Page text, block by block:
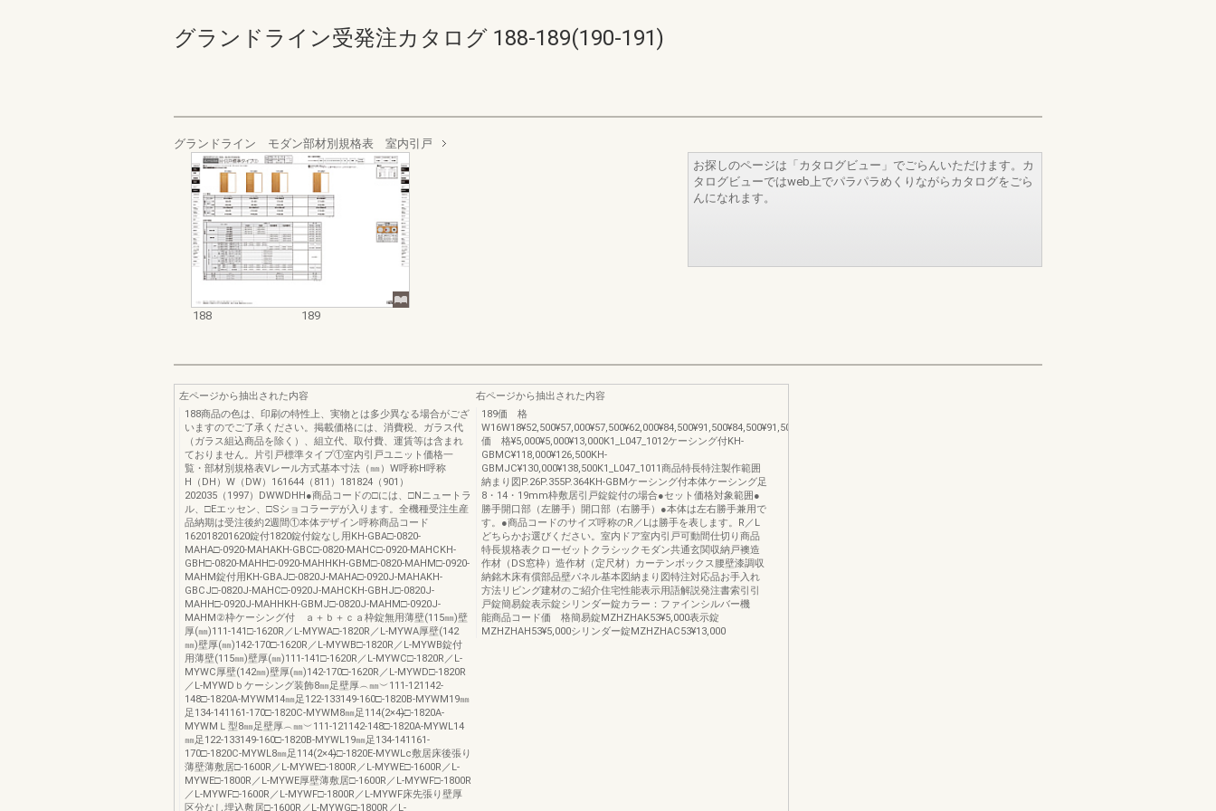
グランドライン受発注カタログ 188-189(190-191)
グランドライン モダン部材別規格表 室内引戸
188 189
お探しのページは「カタログビュー」でごらんいただけます。カ
タログビューではweb上でパラパラめくりながらカタログをごら
んになれます。
左ページから抽出された内容
188商品の色は、印刷の特性上、実物とは多少異なる場合がござ
いますのでご了承ください。掲載価格には、消費税、ガラス代
（ガラス組込商品を除く）、組立代、取付費、運賃等は含まれ
ておりません。片引戸標準タイプ①室内引戸ユニット価格一
覧・部材別規格表Vレール方式基本寸法（㎜）W呼称H呼称
H（DH）W（DW）161644（811）181824（901）
202035（1997）DWWDHH●商品コードの□には、□Nニュートラ
ル、□Eエッセン、□Sショコラーデが入ります。全機種受注生産
品納期は受注後約2週間①本体デザイン呼称商品コード
162018201620錠付1820錠付錠なし用KH-GBA□-0820-
MAHA□-0920-MAHAKH-GBC□-0820-MAHC□-0920-MAHCKH-
GBH□-0820-MAHH□-0920-MAHHKH-GBM□-0820-MAHM□-0920-
MAHM錠付用KH-GBAJ□-0820J-MAHA□-0920J-MAHAKH-
GBCJ□-0820J-MAHC□-0920J-MAHCKH-GBHJ□-0820J-
MAHH□-0920J-MAHHKH-GBMJ□-0820J-MAHM□-0920J-
MAHM②枠ケーシング付 ａ＋ｂ＋ｃａ枠錠無用薄壁(115㎜)壁
厚(㎜)111-141□-1620R／L-MYWA□-1820R／L-MYWA厚壁(142
㎜)壁厚(㎜)142-170□-1620R／L-MYWB□-1820R／L-MYWB錠付
用薄壁(115㎜)壁厚(㎜)111-141□-1620R／L-MYWC□-1820R／L-
MYWC厚壁(142㎜)壁厚(㎜)142-170□-1620R／L-MYWD□-1820R
／L-MYWDｂケーシング装飾8㎜足壁厚︵㎜︶111-121142-
148□-1820A-MYWM14㎜足122-133149-160□-1820B-MYWM19㎜
足134-141161-170□-1820C-MYWM8㎜足114(2×4)̶̶□-1820A-
MYWMＬ型8㎜足壁厚︵㎜︶111-121142-148□-1820A-MYWL14
㎜足122-133149-160□-1820B-MYWL19㎜足134-141161-
170□-1820C-MYWL8㎜足114(2×4)̶̶□-1820E-MYWLc敷居床後張り
薄壁薄敷居□-1600R／L-MYWE□-1800R／L-MYWE□-1600R／L-
MYWE□-1800R／L-MYWE厚壁薄敷居□-1600R／L-MYWF□-1800R
／L-MYWF□-1600R／L-MYWF□-1800R／L-MYWF床先張り壁厚
区分なし埋込敷居□-1600R／L-MYWG□-1800R／L-
右ページから抽出された内容
189価 格
価 格¥5,000¥5,000¥13,000K1_L047_1012ケーシング付KH-
GBMC¥118,000¥126,500KH-
GBMJC¥130,000¥138,500K1_L047_1011商品特長特注製作範囲
納まり図P.26P.355P.364KH-GBMケーシング付本体ケーシング足
8・14・19mm枠敷居引戸錠錠付の場合●セット価格対象範囲●
勝手開口部（左勝手）開口部（右勝手）●本体は左右勝手兼用で
す。●商品コードのサイズ呼称のR／Lは勝手を表します。R／L
どちらかお選びください。室内ドア室内引戸可動間仕切り商品
特長規格表クローゼットクラシックモダン共通玄関収納戸襖造
作材（DS窓枠）造作材（定尺材）カーテンボックス腰壁漆調収
納銘木床有償部品壁パネル基本図納まり図特注対応品お手入れ
方法リビング建材のご紹介住宅性能表示用語解説発注書索引引
戸錠簡易錠表示錠シリンダー錠カラー：ファインシルバー機
能商品コード価 格簡易錠MZHZHAK53¥5,000表示錠
MZHZHAH53¥5,000シリンダー錠MZHZHAC53¥13,000